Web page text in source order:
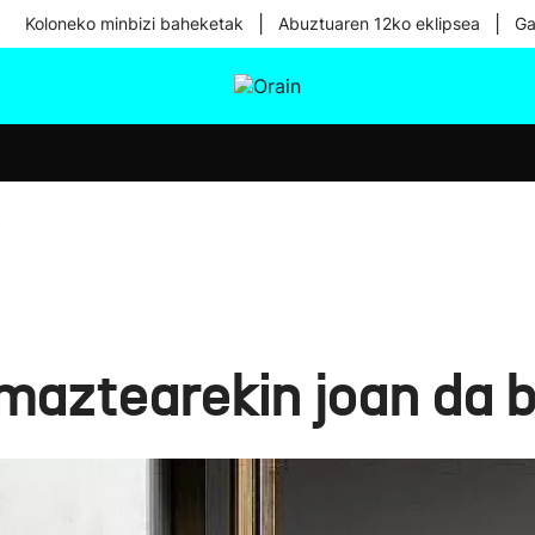
Koloneko minbizi baheketak Abuztuaren 12ko eklipsea
joan da